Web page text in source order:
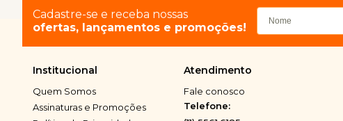
Cadastre-se e receba nossas
ofertas, lançamentos e promoções!
Institucional
Quem Somos
Assinaturas e Promoções
Atendimento
Fale conosco
Telefone: